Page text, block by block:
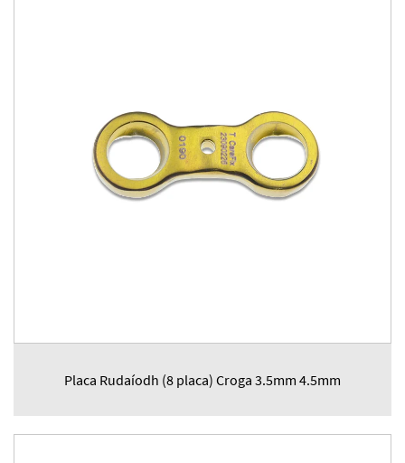
Placa Rudaíodh (8 placa) Croga 3.5mm 4.5mm